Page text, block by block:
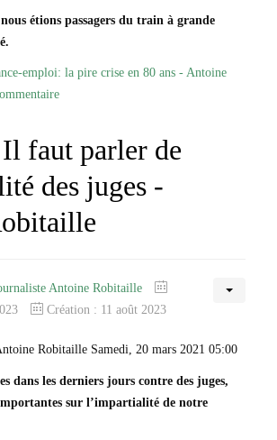
étions passagers du train à grande
emploi: la pire crise en 80 ans - Antoine
faut parler de
des juges -
Antoine Robitaille
Création : 11 août 2023
Robitaille Samedi, 20 mars 2021 05:00
dans les derniers jours contre des juges,
sur l’impartialité de notre